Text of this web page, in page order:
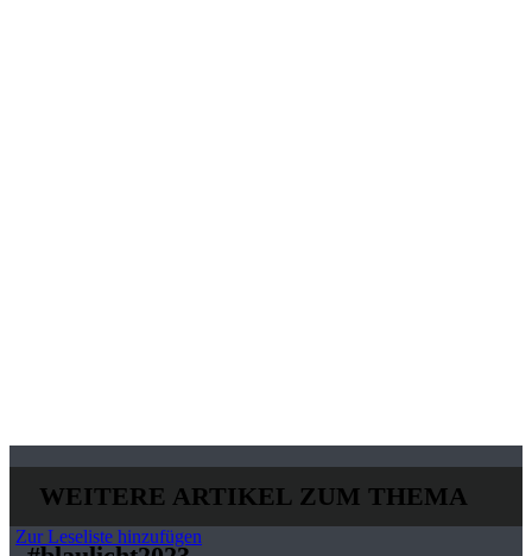
WEITERE ARTIKEL ZUM THEMA
Zur Leseliste hinzufügen